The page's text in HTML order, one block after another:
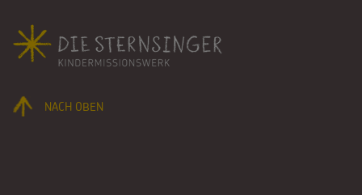
Fußbereich
NACH OBEN